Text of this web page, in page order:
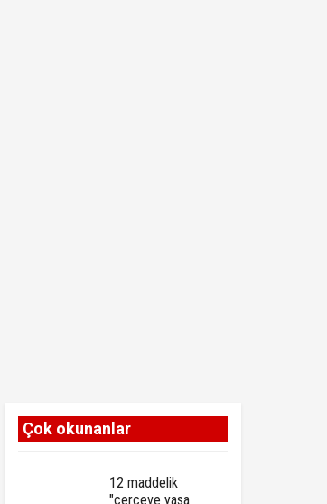
Çok okunanlar
12 maddelik
"çerçeve yasa